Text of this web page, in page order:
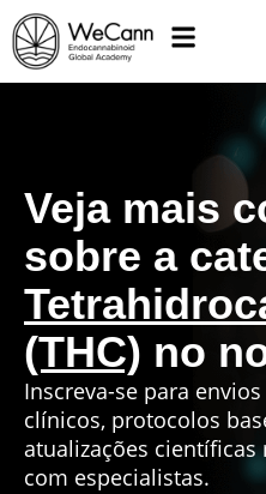
Veja mais
sobre a
(THC) no
Inscreva-se para
clínicos, protocolos
atualizações científicas
com especialistas.